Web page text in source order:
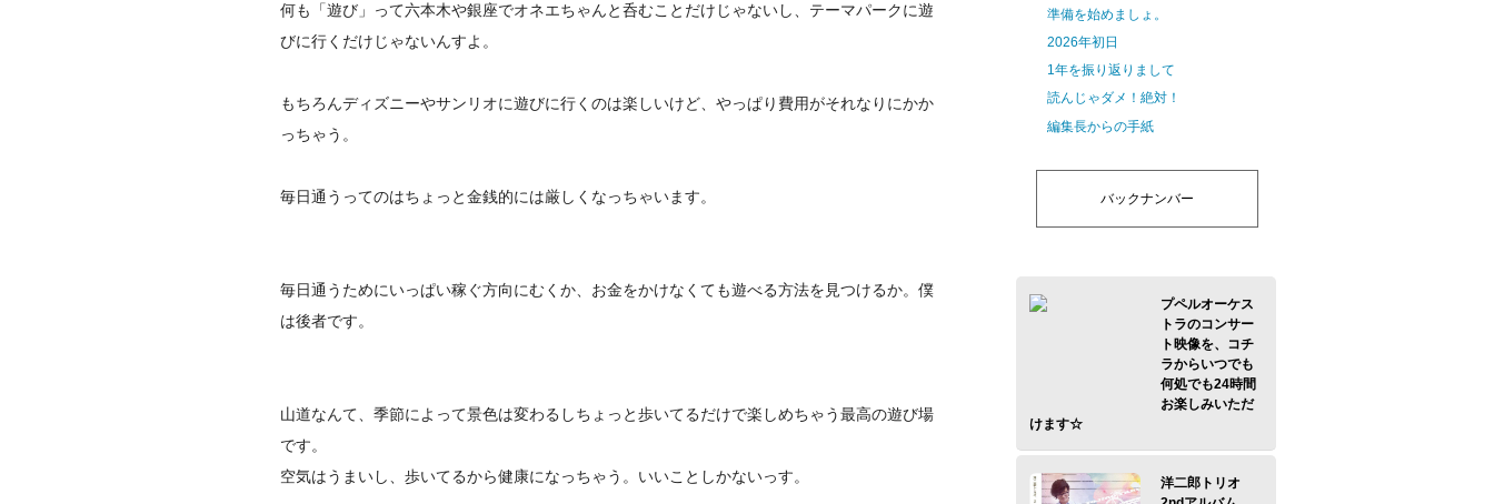
何も「遊び」って六本木や銀座でオネエちゃんと呑むことだけじゃないし、テーマパークに遊
びに行くだけじゃないんすよ。
もちろんディズニーやサンリオに遊びに行くのは楽しいけど、やっぱり費用がそれなりにかか
っちゃう。
毎日通うってのはちょっと金銭的には厳しくなっちゃいます。
毎日通うためにいっぱい稼ぐ方向にむくか、お金をかけなくても遊べる方法を見つけるか。僕
は後者です。
山道なんて、季節によって景色は変わるしちょっと歩いてるだけで楽しめちゃう最高の遊び場
です。
空気はうまいし、歩いてるから健康になっちゃう。いいことしかないっす。
準備を始めましょ。
2026年初日
1年を振り返りまして
読んじゃダメ！絶対！
編集長からの手紙
バックナンバー
プペルオーケス
トラのコンサー
ト映像を、コチ
ラからいつでも
何処でも24時間
お楽しみいただ
けます☆
洋二郎トリオ